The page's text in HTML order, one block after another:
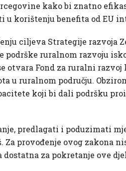
kako bi znatno
u korištenju benefita od EU
ciljeva Strategije razvoja
podrške ruralnom razvoju
otvara Fond za ruralni
u ruralnom području.
koji bi dali podršku
predlagati i poduzimati
provođenje ovog zakona
dostatna za pokretanje ove